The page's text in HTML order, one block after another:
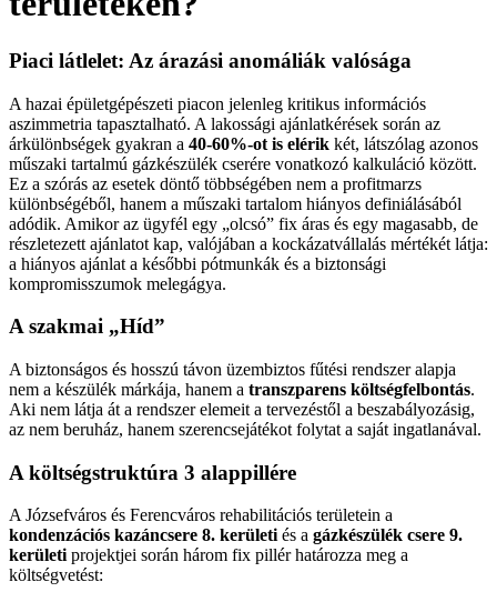
Piaci látlelet: Az árazási anomáliák valósága
A hazai épületgépészeti piacon jelenleg kritikus információs
aszimmetria tapasztalható. A lakossági ajánlatkérések során az
árkülönbségek gyakran a 40-60%-ot is elérik két, látszólag azonos
műszaki tartalmú gázkészülék cserére vonatkozó kalkuláció között.
Ez a szórás az esetek döntő többségében nem a profitmarzs
különbségéből, hanem a műszaki tartalom hiányos definiálásából
adódik. Amikor az ügyfél egy „olcsó” fix áras és egy magasabb, de
részletezett ajánlatot kap, valójában a kockázatvállalás mértékét látja:
a hiányos ajánlat a későbbi pótmunkák és a biztonsági
kompromisszumok melegágya.
A szakmai „Híd”
A biztonságos és hosszú távon üzembiztos fűtési rendszer alapja
nem a készülék márkája, hanem a transzparens költségfelbontás.
Aki nem látja át a rendszer elemeit a tervezéstől a beszabályozásig,
az nem beruház, hanem szerencsejátékot folytat a saját ingatlanával.
A költségstruktúra 3 alappillére
A Józsefváros és Ferencváros rehabilitációs területein a
kondenzációs kazáncsere 8. kerületi és a gázkészülék csere 9.
kerületi projektjei során három fix pillér határozza meg a
költségvetést: